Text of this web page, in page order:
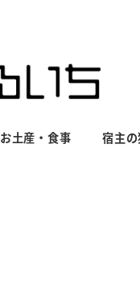
お土産・食事 宿主